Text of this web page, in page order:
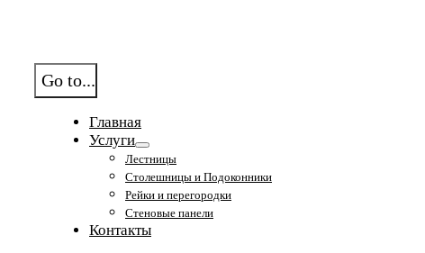
Go to...
Главная
Услуги
Лестницы
Столешницы и Подоконники
Рейки и перегородки
Стеновые панели
Контакты